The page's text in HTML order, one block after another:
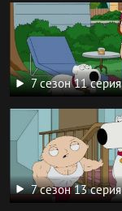
7 сезон 11 серия
7 сезон 13 серия